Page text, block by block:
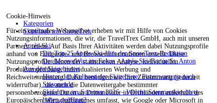
Cookie-Hinweis
Für ein optimales Webangebot erheben wir mit Hilfe von Cookies
Nutzungsinformationen, die wir, die TravelTrex GmbH, auch mit unseren
Partnern teilen. Auf Basis Ihrer Aktivitäten werden dabei Nutzungsprofile
anhand von Endgeräte- und Browserinformationen erstellt. Diese
Nutzungsprofile dienen der statistischen Analyse, individuellen
Produktempfehlung, individualisierten Werbung und
Reichweitenmessung. Dafür benötigen wir Ihre Zustimmung (jederzeit
widerrufbar), die auch die Datenweitergabe bestimmter
personenbezogener Daten an Drittanbieter in Drittländern außerhalb des
Europäischen Wirtschaftsraumes umfasst, wie Google oder Microsoft in
Kategorien
Skiurlaub mit SnowTrex
Après-Ski
Die Top 25 Après-Ski-Hits der SnowTrex-Redaktion
Der MooserWirt im Fokus - Après-Ski-Bar in St. Anton
Aus den Skigebieten
Hinter den Kulissen der Skigebiete: Pistenwartung nach
Saisonende
Skifahren im Sommer 2026 – Welche Sommerskigebiete
haben geöffnet?